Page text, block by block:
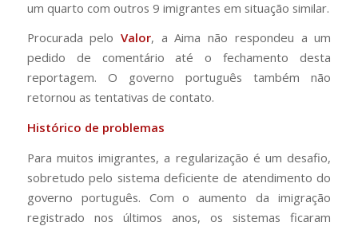
um quarto com outros 9 imigrantes em situação similar.
Procurada peloValor, a Aima não respondeu a um
pedido de comentário até o fechamento desta
reportagem. O governo português também não
retornou as tentativas de contato.
Histórico de problemas
Para muitos imigrantes, a regularização é um desafio,
sobretudo pelo sistema deficiente de atendimento do
governo português. Com o aumento da imigração
registrado nos últimos anos, os sistemas ficaram